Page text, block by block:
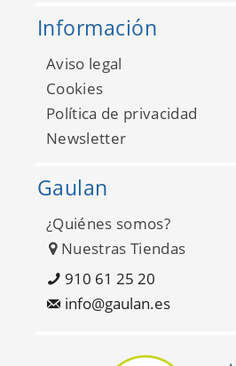
Información
Aviso legal
Cookies
Política de privacidad
Newsletter
Gaulan
¿Quiénes somos?
Nuestras Tiendas
910 61 25 20
info@gaulan.es